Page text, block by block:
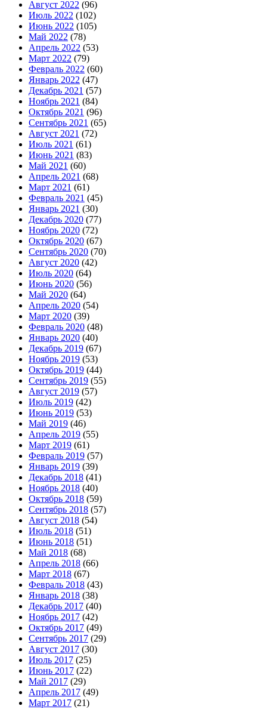
Август 2022 (96)
Июль 2022 (102)
Июнь 2022 (105)
Май 2022 (78)
Апрель 2022 (53)
Март 2022 (79)
Февраль 2022 (60)
Январь 2022 (47)
Декабрь 2021 (57)
Ноябрь 2021 (84)
Октябрь 2021 (96)
Сентябрь 2021 (65)
Август 2021 (72)
Июль 2021 (61)
Июнь 2021 (83)
Май 2021 (60)
Апрель 2021 (68)
Март 2021 (61)
Февраль 2021 (45)
Январь 2021 (30)
Декабрь 2020 (77)
Ноябрь 2020 (72)
Октябрь 2020 (67)
Сентябрь 2020 (70)
Август 2020 (42)
Июль 2020 (64)
Июнь 2020 (56)
Май 2020 (64)
Апрель 2020 (54)
Март 2020 (39)
Февраль 2020 (48)
Январь 2020 (40)
Декабрь 2019 (67)
Ноябрь 2019 (53)
Октябрь 2019 (44)
Сентябрь 2019 (55)
Август 2019 (57)
Июль 2019 (42)
Июнь 2019 (53)
Май 2019 (46)
Апрель 2019 (55)
Март 2019 (61)
Февраль 2019 (57)
Январь 2019 (39)
Декабрь 2018 (41)
Ноябрь 2018 (40)
Октябрь 2018 (59)
Сентябрь 2018 (57)
Август 2018 (54)
Июль 2018 (51)
Июнь 2018 (51)
Май 2018 (68)
Апрель 2018 (66)
Март 2018 (67)
Февраль 2018 (43)
Январь 2018 (38)
Декабрь 2017 (40)
Ноябрь 2017 (42)
Октябрь 2017 (49)
Сентябрь 2017 (29)
Август 2017 (30)
Июль 2017 (25)
Июнь 2017 (22)
Май 2017 (29)
Апрель 2017 (49)
Март 2017 (21)